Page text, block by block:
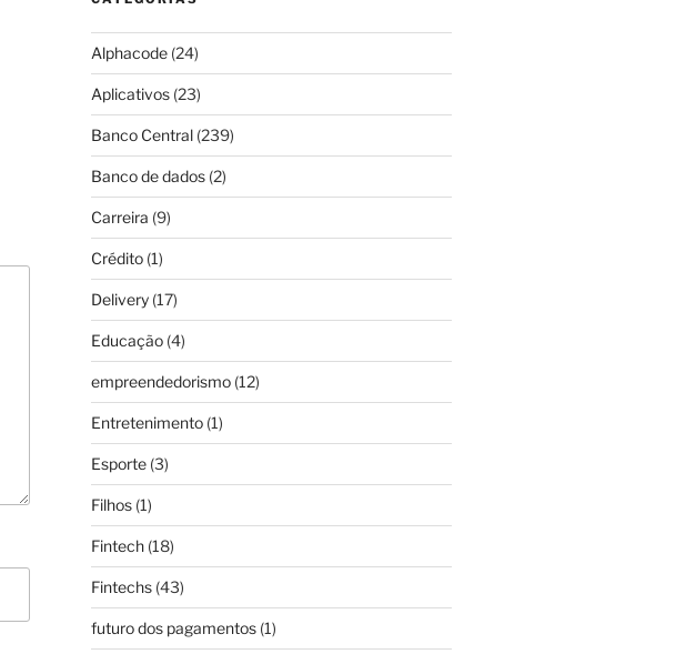
Alphacode(24)
Aplicativos(23)
Banco Central(239)
Banco de dados(2)
Carreira (9)
Crédito(1)
Delivery(17)
Educação(4)
empreendedorismo(12)
Entretenimento(1)
Esporte(3)
Filhos(1)
Fintech(18)
Fintechs(43)
futuro dos pagamentos(1)